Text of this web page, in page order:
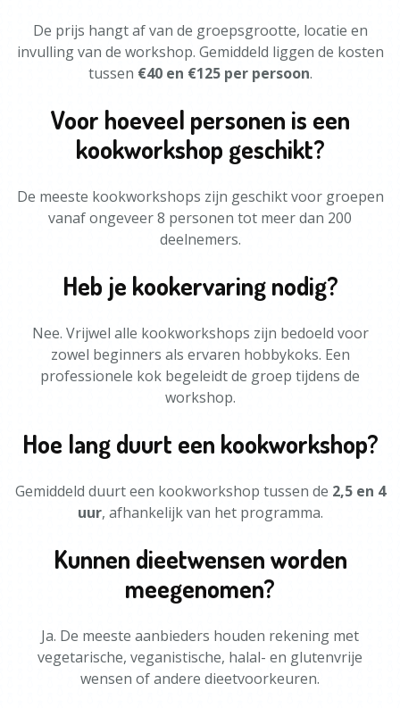
De prijs hangt af van de groepsgrootte, locatie en
invulling van de workshop. Gemiddeld liggen de kosten
tussen €40 en €125 per persoon.
Voor hoeveel personen is een
kookworkshop geschikt?
De meeste kookworkshops zijn geschikt voor groepen
vanaf ongeveer 8 personen tot meer dan 200
deelnemers.
Heb je kookervaring nodig?
Nee. Vrijwel alle kookworkshops zijn bedoeld voor
zowel beginners als ervaren hobbykoks. Een
professionele kok begeleidt de groep tijdens de
workshop.
Hoe lang duurt een kookworkshop?
Gemiddeld duurt een kookworkshop tussen de 2,5 en 4
uur, afhankelijk van het programma.
Kunnen dieetwensen worden
meegenomen?
Ja. De meeste aanbieders houden rekening met
vegetarische, veganistische, halal- en glutenvrije
wensen of andere dieetvoorkeuren.